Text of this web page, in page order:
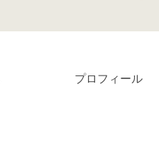
プロフィール